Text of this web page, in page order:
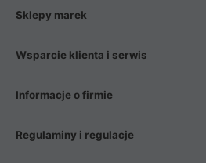
Sklepy marek
Wsparcie klienta i serwis
Informacje o firmie
Regulaminy i regulacje